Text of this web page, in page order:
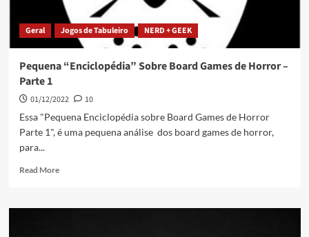
Geral Jogos de Tabuleiro NERD + GEEK
Pequena “Enciclopédia” Sobre Board Games de Horror –
Parte 1
01/12/2022
10
Essa "Pequena Enciclopédia sobre Board Games de Horror
Parte 1", é uma pequena análise dos board games de horror,
para...
Read More